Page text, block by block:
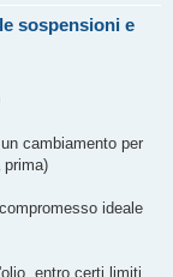
sospensioni e
cambiamento per
ideale
entro certi limiti